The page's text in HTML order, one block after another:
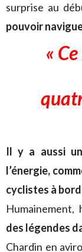
surprise au
pouvoir
«
Il y a aussi
l’énergie,
cyclistes à bord
Humainement,
des légendes
Chardin en